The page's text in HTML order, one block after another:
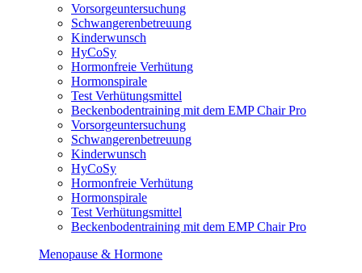
Vorsorgeuntersuchung
Schwangerenbetreuung
Kinderwunsch
HyCoSy
Hormonfreie Verhütung
Hormonspirale
Test Verhütungsmittel
Beckenbodentraining mit dem EMP Chair Pro
Vorsorgeuntersuchung
Schwangerenbetreuung
Kinderwunsch
HyCoSy
Hormonfreie Verhütung
Hormonspirale
Test Verhütungsmittel
Beckenbodentraining mit dem EMP Chair Pro
Menopause & Hormone